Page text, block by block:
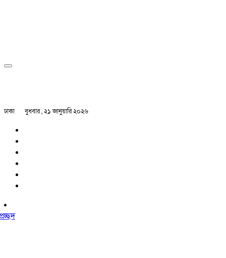
ঢাকা বুধবার , ২১ জানুয়ারি ২০২৬